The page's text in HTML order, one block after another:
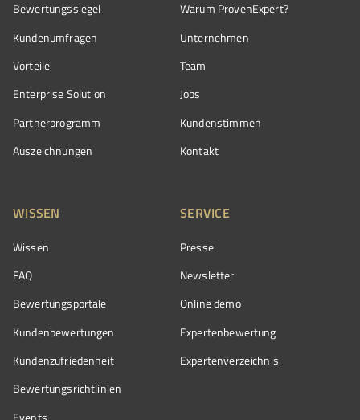
Bewertungssiegel
Kundenumfragen
Vorteile
Enterprise Solution
Partnerprogramm
Auszeichnungen
Warum ProvenExpert?
Unternehmen
Team
Jobs
Kundenstimmen
Kontakt
WISSEN
Wissen
FAQ
Bewertungsportale
Kundenbewertungen
Kundenzufriedenheit
Bewertungs­richtlinien
SERVICE
Presse
Newsletter
Online demo
Expertenbewertung
Expertenverzeichnis